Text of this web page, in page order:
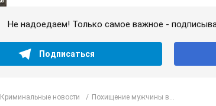
Не надоедаем! Только самое важное -
Подписаться
Криминальные новости Похищение мужчины в...